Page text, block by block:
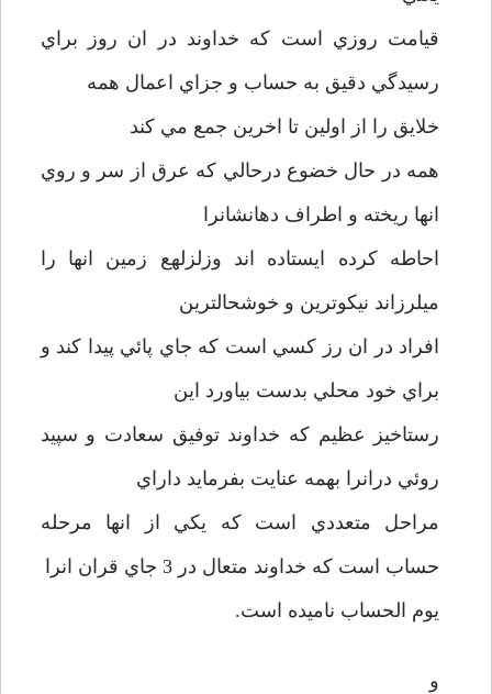
قيامت روزي است که خداوند در ان روز براي
رسيدگي دقيق به حساب و جزاي اعمال همه
خلايق را از اولين تا اخرين جمع مي کند
همه در حال خضوع درحالي که عرق از سر و روي
انها ريخته و اطراف دهانشانرا
احاطه کرده ايستاده اند وزلزلهع زمين انها را
ميلرزاند نيکوترين و خوشحالترين
افراد در ان رز کسي است که جاي پائي پيدا کند و
براي خود محلي بدست بياورد اين
رستاخيز عظيم که خداوند توفيق سعادت و سپيد
روئي درانرا بهمه عنايت بفرمايد داراي
مراحل متعددي است که يکي از انها مرحله
حساب است که خداوند متعال در 3 جاي قران انرا
يوم الحساب ناميده است.
و